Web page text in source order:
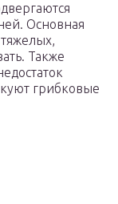
Основная
Также
грибковые